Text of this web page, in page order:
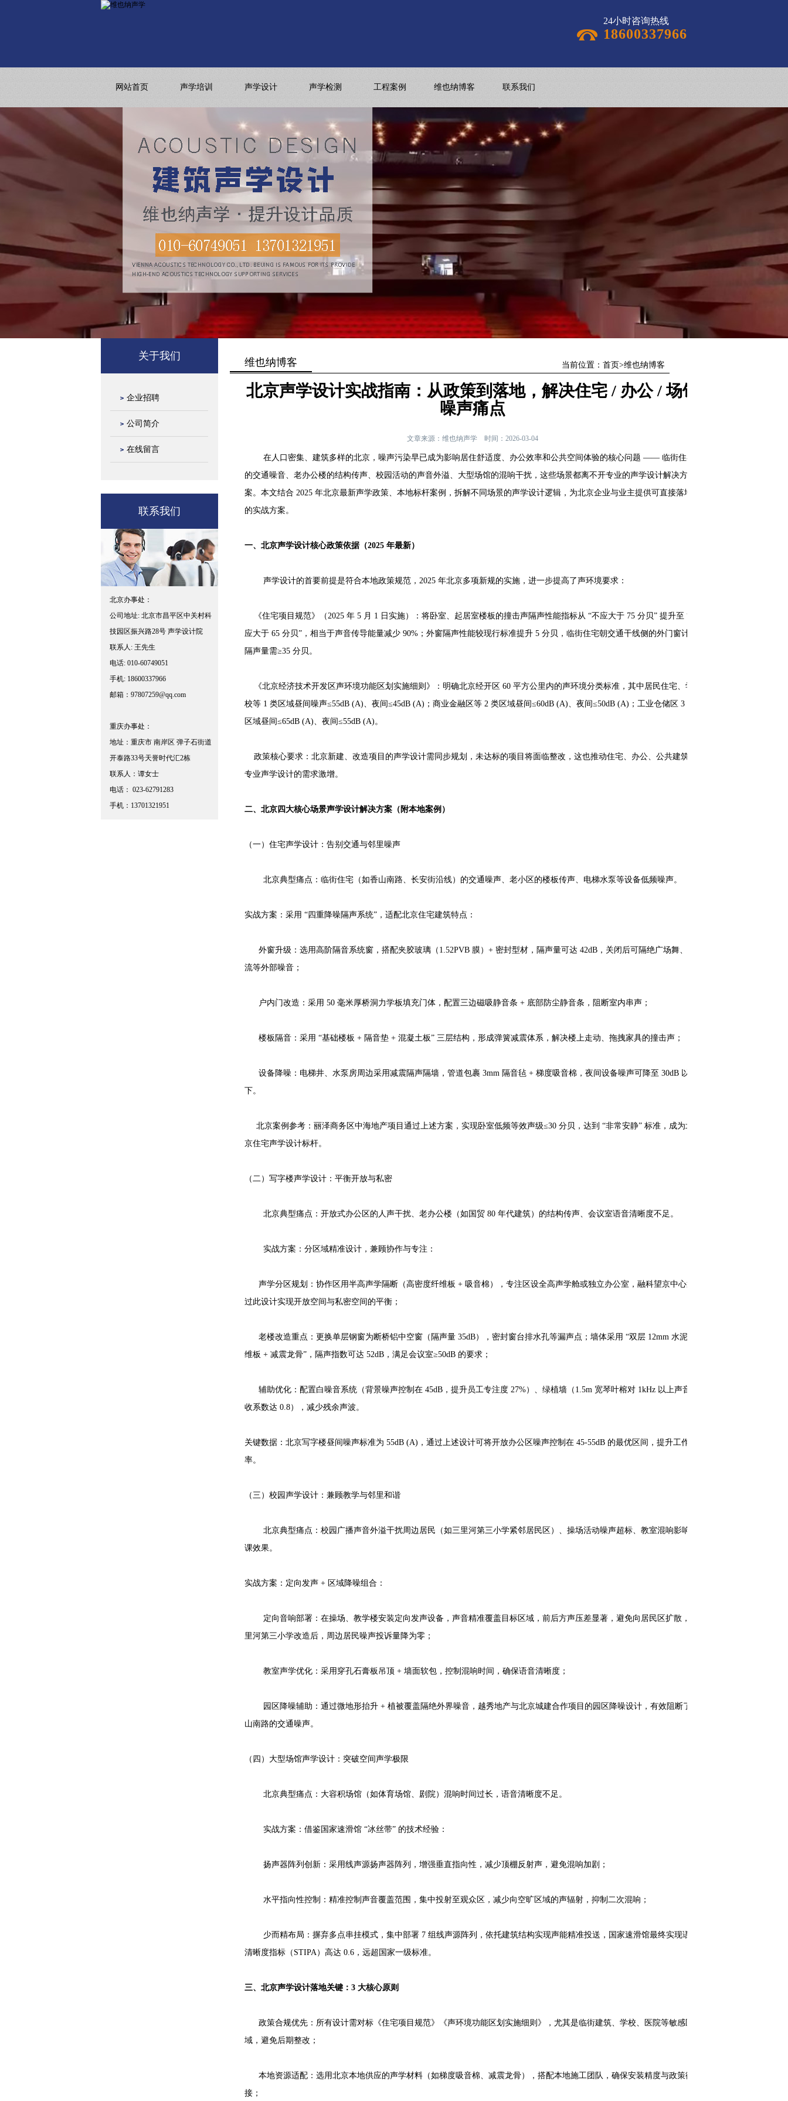
24小时咨询热线
18600337966
网站首页 声学培训 声学设计 声学检测 工程案例 维也纳博客 联系我们
关于我们
企业招聘
公司简介
在线留言
联系我们
北京办事处：
公司地址: 北京市昌平区中关村科
技园区振兴路28号 声学设计院
联系人: 王先生
电话: 010-60749051
手机: 18600337966
邮箱：97807259@qq.com
重庆办事处：
地址：重庆市 南岸区 弹子石街道
开泰路33号天誉时代汇2栋
联系人：谭女士
电话： 023-62791283
手机：13701321951
维也纳博客 当前位置： 首页>维也纳博客
北京声学设计实战指南：从政策到落地，解决住宅 / 办公 / 场馆
噪声痛点
文章来源：维也纳声学 时间：2026-03-04
在人口密集、建筑多样的北京，噪声污染早已成为影响居住舒适度、办公效率和公共空间体验的核心问题 —— 临街住宅
的交通噪音、老办公楼的结构传声、校园活动的声音外溢、大型场馆的混响干扰，这些场景都离不开专业的声学设计解决方
案。本文结合 2025 年北京最新声学政策、本地标杆案例，拆解不同场景的声学设计逻辑，为北京企业与业主提供可直接落地
的实战方案。
一、北京声学设计核心政策依据（2025 年最新）
声学设计的首要前提是符合本地政策规范，2025 年北京多项新规的实施，进一步提高了声环境要求：
《住宅项目规范》（2025 年 5 月 1 日实施）：将卧室、起居室楼板的撞击声隔声性能指标从 “不应大于 75 分贝” 提升至 “不
应大于 65 分贝”，相当于声音传导能量减少 90%；外窗隔声性能较现行标准提升 5 分贝，临街住宅朝交通干线侧的外门窗计权
隔声量需≥35 分贝。
《北京经济技术开发区声环境功能区划实施细则》：明确北京经开区 60 平方公里内的声环境分类标准，其中居民住宅、学
校等 1 类区域昼间噪声≤55dB (A)、夜间≤45dB (A)；商业金融区等 2 类区域昼间≤60dB (A)、夜间≤50dB (A)；工业仓储区 3 类
区域昼间≤65dB (A)、夜间≤55dB (A)。
政策核心要求：北京新建、改造项目的声学设计需同步规划，未达标的项目将面临整改，这也推动住宅、办公、公共建筑对
专业声学设计的需求激增。
二、北京四大核心场景声学设计解决方案（附本地案例）
（一）住宅声学设计：告别交通与邻里噪声
北京典型痛点：临街住宅（如香山南路、长安街沿线）的交通噪声、老小区的楼板传声、电梯水泵等设备低频噪声。
实战方案：采用 “四重降噪隔声系统”，适配北京住宅建筑特点：
外窗升级：选用高阶隔音系统窗，搭配夹胶玻璃（1.52PVB 膜）+ 密封型材，隔声量可达 42dB，关闭后可隔绝广场舞、车
流等外部噪音；
户内门改造：采用 50 毫米厚桥洞力学板填充门体，配置三边磁吸静音条 + 底部防尘静音条，阻断室内串声；
楼板隔音：采用 “基础楼板 + 隔音垫 + 混凝土板” 三层结构，形成弹簧减震体系，解决楼上走动、拖拽家具的撞击声；
设备降噪：电梯井、水泵房周边采用减震隔声隔墙，管道包裹 3mm 隔音毡 + 梯度吸音棉，夜间设备噪声可降至 30dB 以
下。
北京案例参考：丽泽商务区中海地产项目通过上述方案，实现卧室低频等效声级≤30 分贝，达到 “非常安静” 标准，成为北
京住宅声学设计标杆。
（二）写字楼声学设计：平衡开放与私密
北京典型痛点：开放式办公区的人声干扰、老办公楼（如国贸 80 年代建筑）的结构传声、会议室语音清晰度不足。
实战方案：分区域精准设计，兼顾协作与专注：
声学分区规划：协作区用半高声学隔断（高密度纤维板 + 吸音棉），专注区设全高声学舱或独立办公室，融科望京中心通
过此设计实现开放空间与私密空间的平衡；
老楼改造重点：更换单层钢窗为断桥铝中空窗（隔声量 35dB），密封窗台排水孔等漏声点；墙体采用 “双层 12mm 水泥纤
维板 + 减震龙骨”，隔声指数可达 52dB，满足会议室≥50dB 的要求；
辅助优化：配置白噪音系统（背景噪声控制在 45dB，提升员工专注度 27%）、绿植墙（1.5m 宽琴叶榕对 1kHz 以上声音吸
收系数达 0.8），减少残余声波。
关键数据：北京写字楼昼间噪声标准为 55dB (A)，通过上述设计可将开放办公区噪声控制在 45-55dB 的最优区间，提升工作效
率。
（三）校园声学设计：兼顾教学与邻里和谐
北京典型痛点：校园广播声音外溢干扰周边居民（如三里河第三小学紧邻居民区）、操场活动噪声超标、教室混响影响听
课效果。
实战方案：定向发声 + 区域降噪组合：
定向音响部署：在操场、教学楼安装定向发声设备，声音精准覆盖目标区域，前后方声压差显著，避免向居民区扩散，三
里河第三小学改造后，周边居民噪声投诉量降为零；
教室声学优化：采用穿孔石膏板吊顶 + 墙面软包，控制混响时间，确保语音清晰度；
园区降噪辅助：通过微地形抬升 + 植被覆盖隔绝外界噪音，越秀地产与北京城建合作项目的园区降噪设计，有效阻断了香
山南路的交通噪声。
（四）大型场馆声学设计：突破空间声学极限
北京典型痛点：大容积场馆（如体育场馆、剧院）混响时间过长，语音清晰度不足。
实战方案：借鉴国家速滑馆 “冰丝带” 的技术经验：
扬声器阵列创新：采用线声源扬声器阵列，增强垂直指向性，减少顶棚反射声，避免混响加剧；
水平指向性控制：精准控制声音覆盖范围，集中投射至观众区，减少向空旷区域的声辐射，抑制二次混响；
少而精布局：摒弃多点串挂模式，集中部署 7 组线声源阵列，依托建筑结构实现声能精准投送，国家速滑馆最终实现语音
清晰度指标（STIPA）高达 0.6，远超国家一级标准。
三、北京声学设计落地关键：3 大核心原则
政策合规优先：所有设计需对标《住宅项目规范》《声环境功能区划实施细则》，尤其是临街建筑、学校、医院等敏感区
域，避免后期整改；
本地资源适配：选用北京本地供应的声学材料（如梯度吸音棉、减震龙骨），搭配本地施工团队，确保安装精度与政策衔
接；